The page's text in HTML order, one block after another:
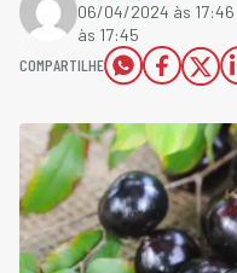
06/04/2024 às 17:46
às 17:45
COMPARTILHE